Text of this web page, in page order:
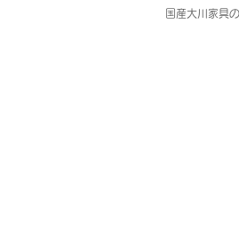
国産大川家具